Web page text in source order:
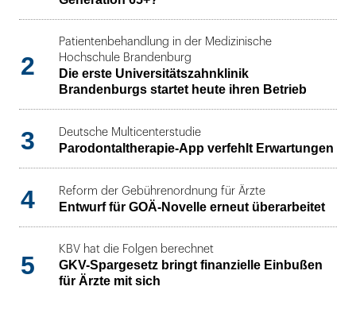
2
Patientenbehandlung in der Medizinische
Hochschule Brandenburg
Die erste Universitätszahnklinik
Brandenburgs startet heute ihren Betrieb
3 Deutsche Multicenterstudie
Parodontaltherapie-App verfehlt Erwartungen
4 Reform der Gebührenordnung für Ärzte
Entwurf für GOÄ-Novelle erneut überarbeitet
5
KBV hat die Folgen berechnet
GKV-Spargesetz bringt finanzielle Einbußen
für Ärzte mit sich